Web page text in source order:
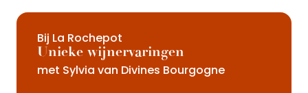
La Maison Rouge
Kasteel van Melin
Bij La Rochepot
Unieke wijnervaringen
met Sylvia van Divines Bourgogne